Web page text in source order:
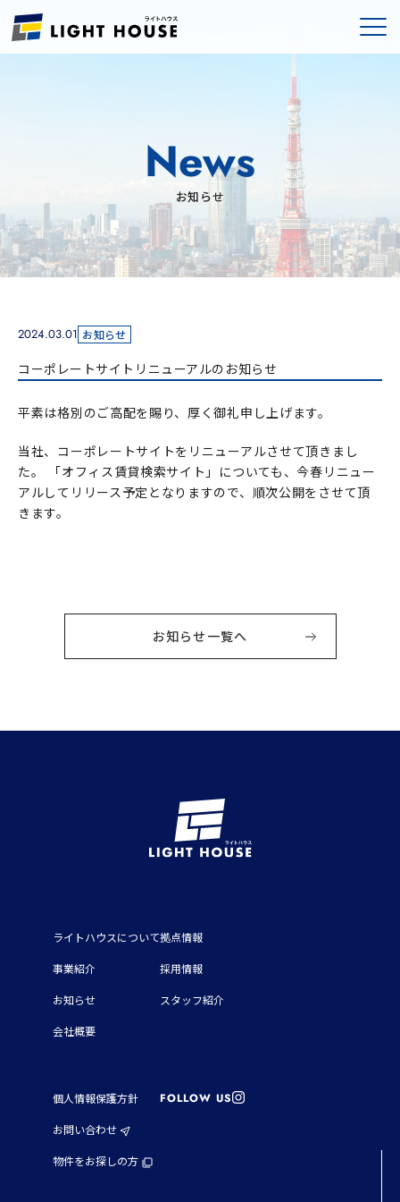
News
お知らせ
2024.03.01 お知らせ
コーポレートサイトリニューアルのお知らせ
平素は格別のご高配を賜り、厚く御礼申し上げます。
当社、コーポレートサイトをリニューアルさせて頂きまし
た。 「オフィス賃貸検索サイト」についても、今春リニュー
アルしてリリース予定となりますので、順次公開をさせて頂
きます。
お知らせ一覧へ
ライトハウスについて
事業紹介
お知らせ
会社概要
拠点情報
採用情報
スタッフ紹介
個人情報保護方針
お問い合わせ
物件をお探しの方
FOLLOW US